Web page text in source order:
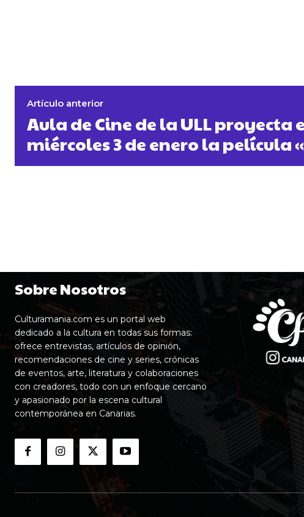
Artículo anterior
Aula de Cine de la ULL proyecta
miércoles 3 de enero la película
Sobre Nosotros
Culturamania.com es un portal web
dedicado a la cultura en todas sus formas:
ofrece entrevistas, artículos de opinión,
recomendaciones de cine y series, crónicas
de eventos, arte, literatura y colaboraciones
con creadores, todo con un enfoque cercano
y apasionado por la escena cultural
contemporánea en Canarias.